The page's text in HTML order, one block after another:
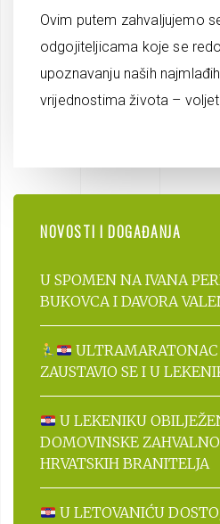
Ovim putem zahvaljujemo
odgojiteljicama koje se
upoznavanju naših
vrijednostima života –
NOVOSTI I DOGAĐANJA
U SPOMEN NA IVANA
BUKOVCA I DAVORA
ZAUSTAVIO SE I U
U LEKENIKU
DOMOVINSKE
HRVATSKIH BRANITELJA
U LETOVANIĆU